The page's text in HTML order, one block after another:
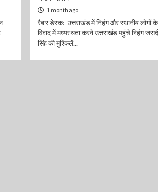
1 month ago
रैबार डेस्क: उत्तराखंड में निहंग और स्थानीय लोगों के
विवाद में मध्यस्थता करने उत्तराखंड पहुंचे निहंग
सिंह की मुश्किलें...